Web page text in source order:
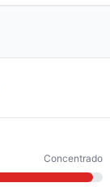
Concentrado